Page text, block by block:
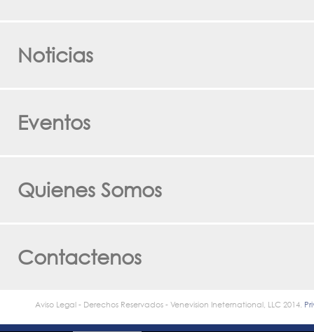
Noticias
Eventos
Quienes Somos
Contactenos
Aviso Legal - Derechos Reservados - Venevision Ineternational, LLC 2014.